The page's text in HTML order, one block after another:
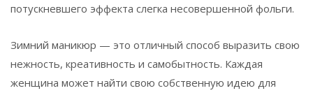
потускневшего эффекта слегка несовершенной фольги.
Зимний маникюр — это отличный способ выразить свою
нежность, креативность и самобытность. Каждая
женщина может найти свою собственную идею для